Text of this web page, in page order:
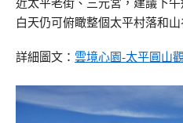
近太平老街、三元宮，建議下
白天仍可俯瞰整個太平村落和山
詳細圖文： 雲境心園-太平圓山